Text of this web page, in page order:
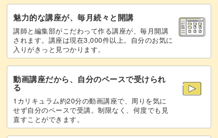
魅力的な講座が、毎月続々と開講
講師と編集部がこだわって作る講座が、毎月開講
されます。講座は現在3,000件以上。自分のお気に
入りがきっと見つかります。
動画講座だから、自分のペースで受けられ
る
1カリキュラム約20分の動画講座で、周りを気に
せず自分のペースで受講。制限なく、何度でも見
直すことができます。